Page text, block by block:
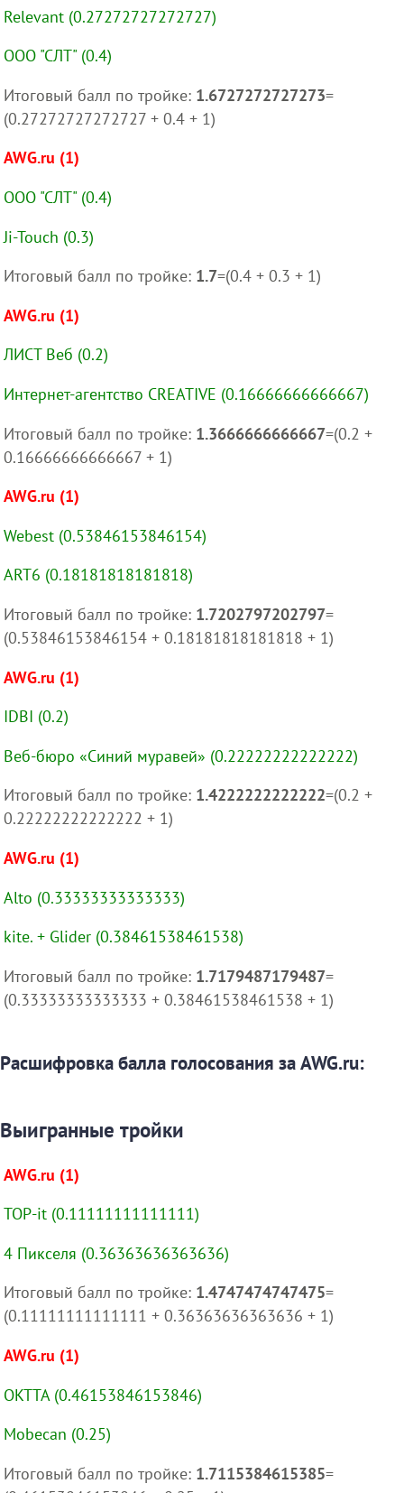
Relevant (0.27272727272727)
ООО "СЛТ" (0.4)
Итоговый балл по тройке: 1.6727272727273=
(0.27272727272727 + 0.4 + 1)
AWG.ru (1)
ООО "СЛТ" (0.4)
Ji-Touch (0.3)
Итоговый балл по тройке: 1.7=(0.4 + 0.3 + 1)
AWG.ru (1)
ЛИСТ Веб (0.2)
Интернет-агентство CREATIVE (0.16666666666667)
Итоговый балл по тройке: 1.3666666666667=(0.2 +
0.16666666666667 + 1)
AWG.ru (1)
Webest (0.53846153846154)
ART6 (0.18181818181818)
Итоговый балл по тройке: 1.7202797202797=
(0.53846153846154 + 0.18181818181818 + 1)
AWG.ru (1)
IDBI (0.2)
Веб-бюро «Синий муравей» (0.22222222222222)
Итоговый балл по тройке: 1.4222222222222=(0.2 +
0.22222222222222 + 1)
AWG.ru (1)
Alto (0.33333333333333)
kite. + Glider (0.38461538461538)
Итоговый балл по тройке: 1.7179487179487=
(0.33333333333333 + 0.38461538461538 + 1)
Расшифровка балла голосования за AWG.ru:
Выигранные тройки
AWG.ru (1)
TOP-it (0.11111111111111)
4 Пикселя (0.36363636363636)
Итоговый балл по тройке: 1.4747474747475=
(0.11111111111111 + 0.36363636363636 + 1)
AWG.ru (1)
OKTTA (0.46153846153846)
Mobecan (0.25)
Итоговый балл по тройке: 1.7115384615385=